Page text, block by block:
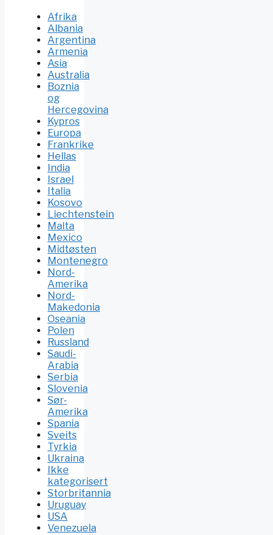
Afrika
Albania
Argentina
Armenia
Asia
Australia
Boznia
og
Hercegovina
Kypros
Europa
Frankrike
Hellas
India
Israel
Italia
Kosovo
Liechtenstein
Malta
Mexico
Midtøsten
Montenegro
Nord-
Amerika
Nord-
Makedonia
Oseania
Polen
Russland
Saudi-
Arabia
Serbia
Slovenia
Sør-
Amerika
Spania
Sveits
Tyrkia
Ukraina
Ikke
kategorisert
Storbritannia
Uruguay
USA
Venezuela